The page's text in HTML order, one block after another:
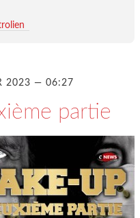
2023 — 06:27
partie